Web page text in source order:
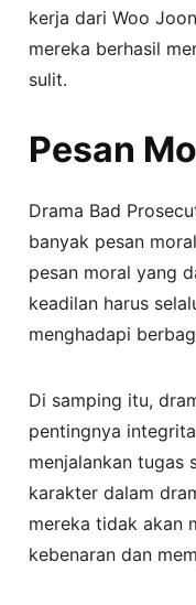
kerja dari Woo
mereka berhasil
sulit.
Pesan
Drama Bad
banyak pesan
pesan moral yang
keadilan harus
menghadapi
Di samping itu,
pentingnya
menjalankan tugas
karakter dalam
mereka tidak akan
kebenaran dan